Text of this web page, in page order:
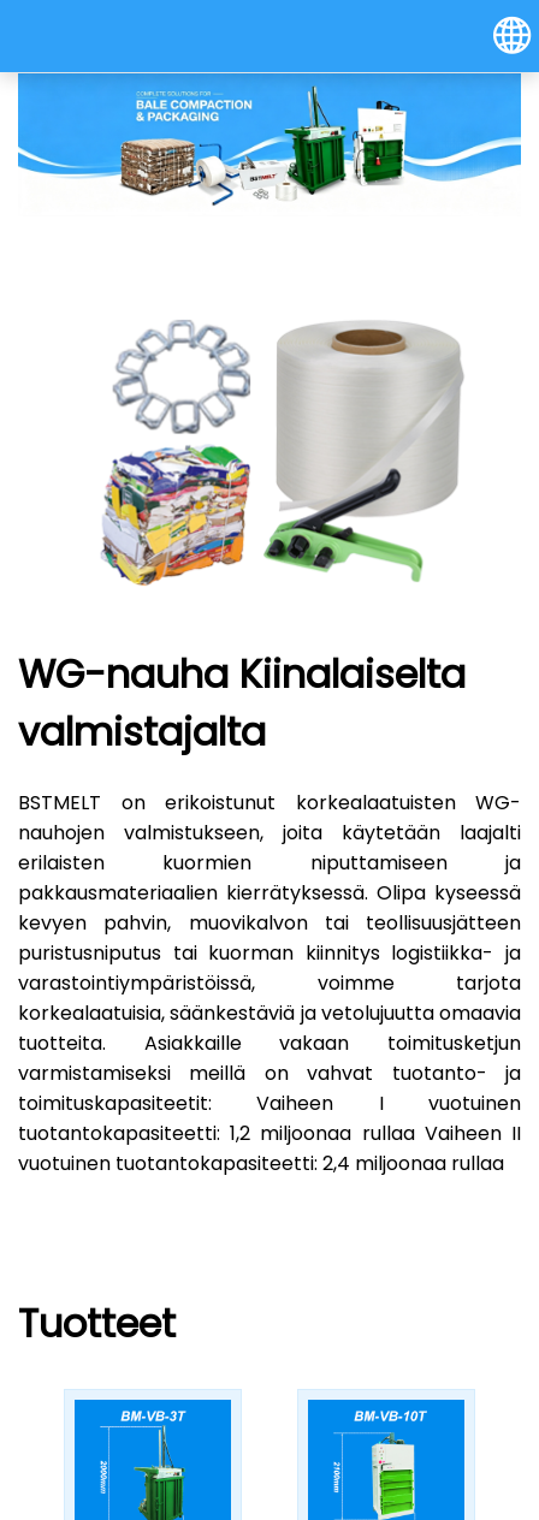
Österreich (Deutsch)
WG-nauha Kiinalaiselta
valmistajalta
BSTMELT on erikoistunut korkealaatuisten WG-
nauhojen valmistukseen, joita käytetään laajalti
erilaisten kuormien niputtamiseen ja
pakkausmateriaalien kierrätyksessä. Olipa kyseessä
kevyen pahvin, muovikalvon tai teollisuusjätteen
puristusniputus tai kuorman kiinnitys logistiikka- ja
varastointiympäristöissä, voimme tarjota
korkealaatuisia, säänkestäviä ja vetolujuutta omaavia
tuotteita. Asiakkaille vakaan toimitusketjun
varmistamiseksi meillä on vahvat tuotanto- ja
toimituskapasiteetit: Vaiheen I vuotuinen
tuotantokapasiteetti: 1,2 miljoonaa rullaa Vaiheen II
vuotuinen tuotantokapasiteetti: 2,4 miljoonaa rullaa
Tuotteet